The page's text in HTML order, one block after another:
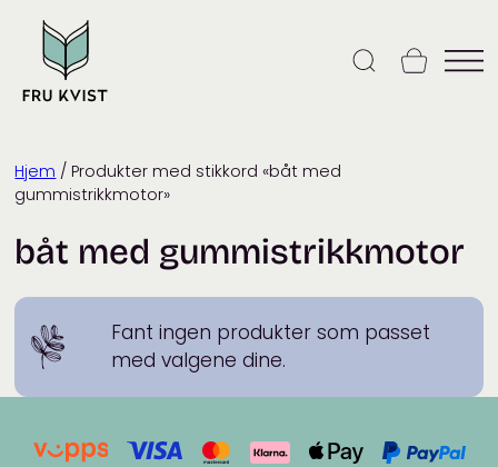
content
Hjem / Produkter med stikkord «båt med
gummistrikkmotor»
båt med gummistrikkmotor
Fant ingen produkter som passet
med valgene dine.